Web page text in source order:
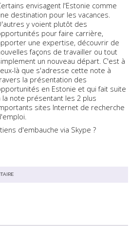
envisagent l'Estonie comme
destination pour les vacances.
y voient plutôt des
pour faire carrière,
une expertise, découvrir de
façons de travailler ou tout
un nouveau départ. C'est à
là que s'adresse cette note à
la présentation des
en Estonie et qui fait suite
la note présentant les 2 plus
sites Internet de recherche
d'embauche via Skype ?